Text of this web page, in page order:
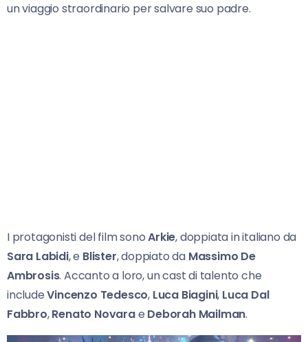
un viaggio straordinario per salvare suo padre.
I protagonisti del film sonoArkie, doppiata in italiano da
Sara Labidi, e Blister, doppiato da Massimo De
Ambrosis. Accanto a loro, un cast di talento che
includeVincenzo Tedesco, Luca Biagini, Luca Dal
Fabbro,Renato Novarae Deborah Mailman.